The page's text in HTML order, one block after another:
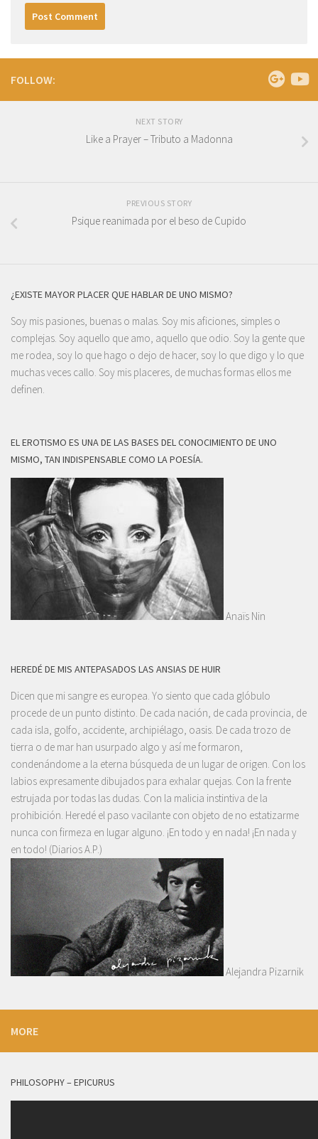
FOLLOW:
NEXT STORY
Like a Prayer – Tributo a Madonna
PREVIOUS STORY
Psique reanimada por el beso de Cupido
¿EXISTE MAYOR PLACER QUE HABLAR DE UNO MISMO?
Soy mis pasiones, buenas o malas. Soy mis aficiones, simples o
complejas. Soy aquello que amo, aquello que odio. Soy la gente que
me rodea, soy lo que hago o dejo de hacer, soy lo que digo y lo que
muchas veces callo. Soy mis placeres, de muchas formas ellos me
definen.
EL EROTISMO ES UNA DE LAS BASES DEL CONOCIMIENTO DE UNO
MISMO, TAN INDISPENSABLE COMO LA POESÍA.
Anaïs Nin
HEREDÉ DE MIS ANTEPASADOS LAS ANSIAS DE HUIR
Dicen que mi sangre es europea. Yo siento que cada glóbulo
procede de un punto distinto. De cada nación, de cada provincia, de
cada isla, golfo, accidente, archipiélago, oasis. De cada trozo de
tierra o de mar han usurpado algo y así me formaron,
condenándome a la eterna búsqueda de un lugar de origen. Con los
labios expresamente dibujados para exhalar quejas. Con la frente
estrujada por todas las dudas. Con la malicia instintiva de la
prohibición. Heredé el paso vacilante con objeto de no estatizarme
nunca con firmeza en lugar alguno. ¡En todo y en nada! ¡En nada y
en todo! (Diarios A.P.)
Alejandra Pizarnik
MORE
PHILOSOPHY – EPICURUS